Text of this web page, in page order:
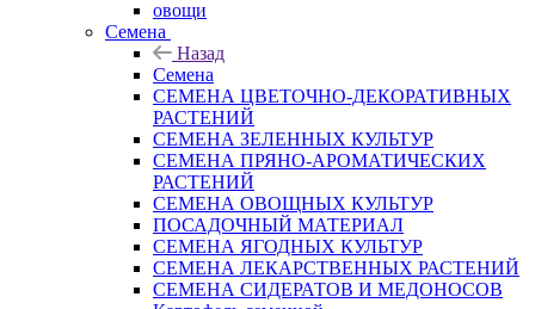
овощи
Семена
Назад
Семена
СЕМЕНА ЦВЕТОЧНО-ДЕКОРАТИВНЫХ
РАСТЕНИЙ
СЕМЕНА ЗЕЛЕННЫХ КУЛЬТУР
СЕМЕНА ПРЯНО-АРОМАТИЧЕСКИХ
РАСТЕНИЙ
СЕМЕНА ОВОЩНЫХ КУЛЬТУР
ПОСАДОЧНЫЙ МАТЕРИАЛ
СЕМЕНА ЯГОДНЫХ КУЛЬТУР
СЕМЕНА ЛЕКАРСТВЕННЫХ РАСТЕНИЙ
СЕМЕНА СИДЕРАТОВ И МЕДОНОСОВ